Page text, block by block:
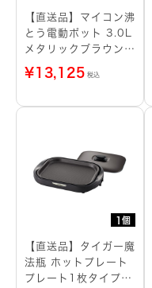
【直送品】マイコン沸
とう電動ポット 3.0L
メタリックブラウン
デジタル液晶
¥13,125 税込
1個
【直送品】タイガー魔
法瓶 ホットプレート
プレート1枚タイプ